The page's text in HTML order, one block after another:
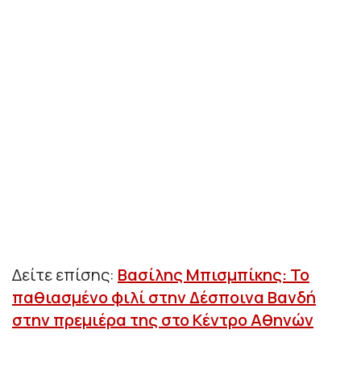
Δείτε επίσης: Βασίλης Μπισμπίκης: Το
παθιασμένο φιλί στην Δέσποινα Βανδή
στην πρεμιέρα της στο Κέντρο Αθηνών